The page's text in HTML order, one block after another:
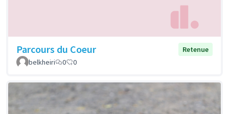
Parcours du Coeur
Retenue
belkheiri
0 0